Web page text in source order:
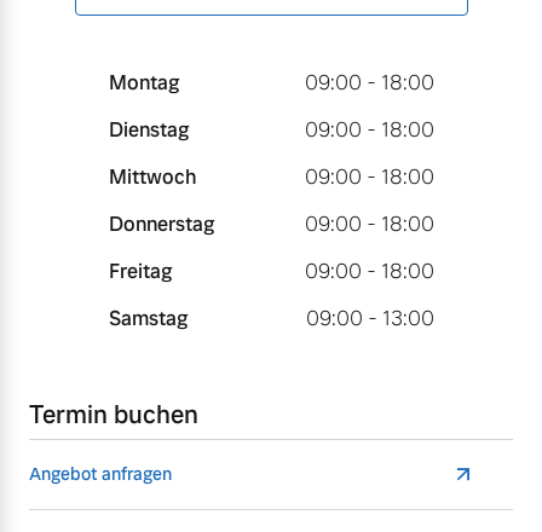
Montag
09:00 - 18:00
Dienstag
09:00 - 18:00
Mittwoch
09:00 - 18:00
Donnerstag
09:00 - 18:00
Freitag
09:00 - 18:00
Samstag
09:00 - 13:00
Termin buchen
Angebot anfragen